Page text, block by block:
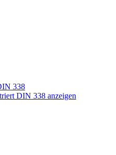
338
DIN 338 anzeigen